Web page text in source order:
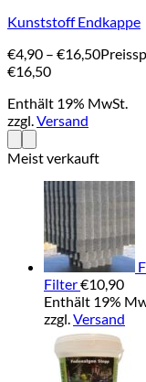
Kunststoff Endkappe
€4,90 – €16,50
€16,50
Enthält 19% MwSt.
zzgl.Versand
Meist verkauft
Filter€10,90
Enthält 19%
zzgl.Versand